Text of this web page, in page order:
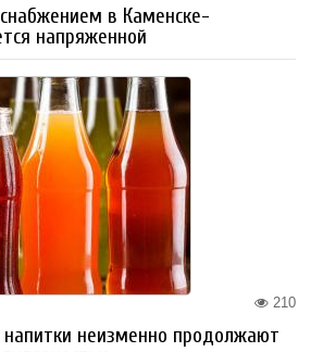
в Каменске-
напряженной
210
напитки неизменно продолжают